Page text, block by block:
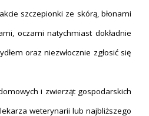
szczepionki ze skórą, błonami
oczami natychmiast dokładnie
oraz niezwłocznie zgłosić się
i zwierząt gospodarskich
weterynarii lub najbliższego